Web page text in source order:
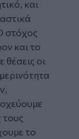
και
στόχος
και το
θέσεις οι
τους
το